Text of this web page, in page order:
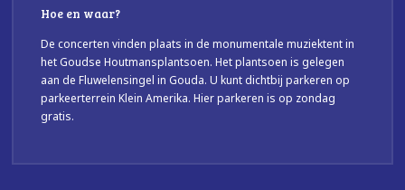
Hoe en waar?
De concerten vinden plaats in de monumentale muziektent in
het Goudse Houtmansplantsoen. Het plantsoen is gelegen
aan de Fluwelensingel in Gouda. U kunt dichtbij parkeren op
parkeerterrein Klein Amerika. Hier parkeren is op zondag
gratis.